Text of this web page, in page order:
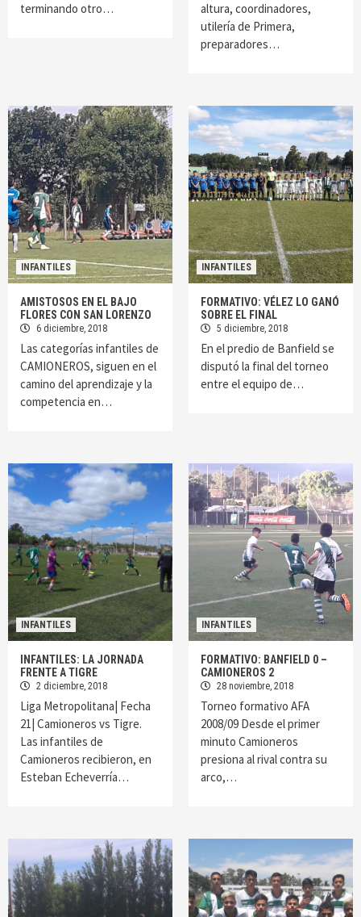
terminando otro…
altura, coordinadores,
utilería de Primera,
preparadores…
INFANTILES
AMISTOSOS EN EL BAJO
FLORES CON SAN LORENZO
6 diciembre, 2018
Las categorías infantiles de
CAMIONEROS, siguen en el
camino del aprendizaje y la
competencia en…
INFANTILES
FORMATIVO: VÉLEZ LO GANÓ
SOBRE EL FINAL
5 diciembre, 2018
En el predio de Banfield se
disputó la final del torneo
entre el equipo de…
INFANTILES
INFANTILES: LA JORNADA
FRENTE A TIGRE
2 diciembre, 2018
Liga Metropolitana| Fecha
21| Camioneros vs Tigre.
Las infantiles de
Camioneros recibieron, en
Esteban Echeverría…
INFANTILES
FORMATIVO: BANFIELD 0 –
CAMIONEROS 2
28 noviembre, 2018
Torneo formativo AFA
2008/09 Desde el primer
minuto Camioneros
presiona al rival contra su
arco,…